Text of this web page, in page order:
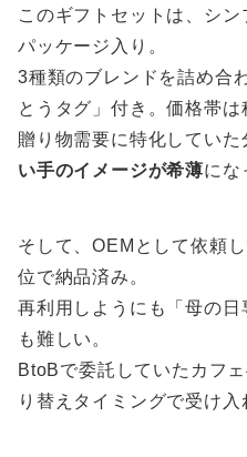
このギフトセットは、シ
パッケージ入り。
3種類のブレンドを詰め合
とうタグ」付き。価格帯は
贈り物需要に特化していた
い手のイメージが希薄にな
そして、OEMとして依頼
位で納品済み。
再利用しようにも「母の
も難しい。
BtoBで委託していたカフ
り替えタイミングで受け入